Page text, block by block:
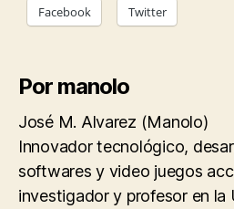
Facebook Twitter
Por manolo
José M. Alvarez (Manolo)
Innovador tecnológico,
softwares y video juegos
investigador y profesor en la